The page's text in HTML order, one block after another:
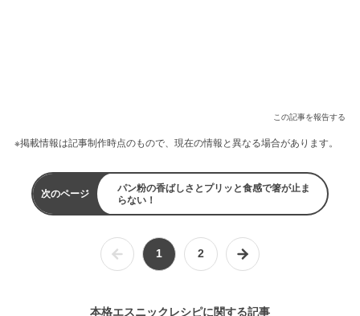
この記事を報告する
※掲載情報は記事制作時点のもので、現在の情報と異なる場合があります。
次のページ
パン粉の香ばしさとプリッと食感で箸が止ま
らない！
1 2
本格エスニックレシピに関する記事